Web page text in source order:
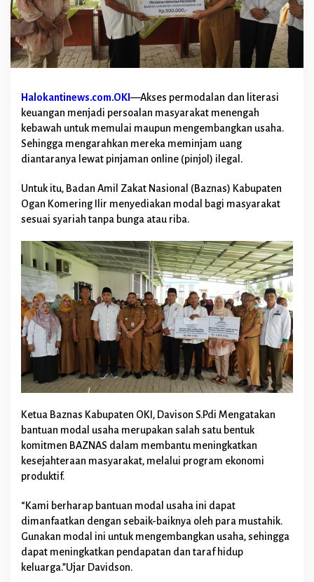
u
b
a
,
a
z
n
a
s
O
P
u
n
a
P
n
j
a
m
a
n
a
u
n
g
Halokantinews.com.OKI—Akses permodalan dan literasi
keuangan menjadi persoalan masyarakat menengah
kebawah untuk memulai maupun mengembangkan usaha.
Sehingga mengarahkan mereka meminjam uang
diantaranya lewat pinjaman online (pinjol) ilegal.
Untuk itu, Badan Amil Zakat Nasional (Baznas) Kabupaten
Ogan Komering Ilir menyediakan modal bagi masyarakat
sesuai syariah tanpa bunga atau riba.
Ketua Baznas Kabupaten OKI, Davison S.Pdi Mengatakan
bantuan modal usaha merupakan salah satu bentuk
komitmen BAZNAS dalam membantu meningkatkan
kesejahteraan masyarakat, melalui program ekonomi
produktif.
“Kami berharap bantuan modal usaha ini dapat
dimanfaatkan dengan sebaik-baiknya oleh para mustahik.
Gunakan modal ini untuk mengembangkan usaha, sehingga
dapat meningkatkan pendapatan dan taraf hidup
keluarga.”Ujar Davidson.